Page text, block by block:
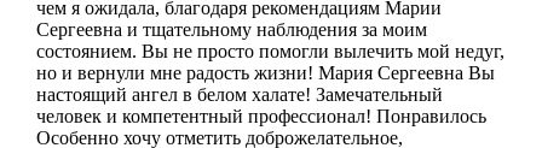
чем я ожидала, благодаря рекомендациям Марии
Сергеевна и тщательному наблюдения за моим
состоянием. Вы не просто помогли вылечить мой недуг,
но и вернули мне радость жизни! Мария Сергеевна Вы
настоящий ангел в белом халате! Замечательный
человек и компетентный профессионал! Понравилось
Особенно хочу отметить доброжелательное,